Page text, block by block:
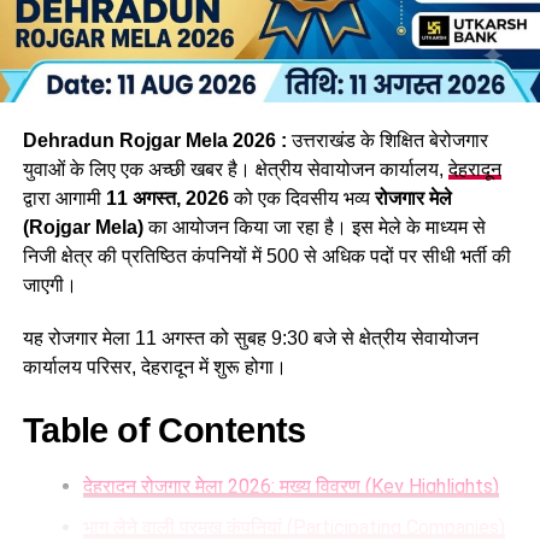
इसके समानांतर जिन रिक्त पदों के लिए आवेदन प्रक्रिया पूरी हो चुकी है,
उनकी परीक्षा भी दिसंबर तक करा ली जाएगी। इनमें व्यैक्तिक सहायक,
पशुधन प्रसार अधिकारी, विभिन्न सेवाओं के तकनीकी पद, सहायक
स्नातक स्तरीय पद सहित कुल 1470 पद शामिल हैं।
34 हजार भर्तियां, रोजगार बड़ी उपलब्धि
Dehradun Rojgar Mela 2026 :उत्तराखंड के शिक्षित बेरोजगार
युवाओं के लिए एक अच्छी खबर है। क्षेत्रीय सेवायोजन कार्यालय,देहरादून
द्वारा आगामी 11 अगस्त, 2026को एक दिवसीय भव्यरोजगार मेले
(Rojgar Mela)का आयोजन किया जा रहा है। इस मेले के माध्यम से
निजी क्षेत्र की प्रतिष्ठित कंपनियों में 500 से अधिक पदों पर सीधी भर्ती की
जाएगी।
यह रोजगार मेला 11 अगस्त को सुबह 9:30 बजे से क्षेत्रीय सेवायोजन
कार्यालय परिसर, देहरादून में शुरू होगा।
Table of Contents
देहरादून रोजगार मेला 2026: मुख्य विवरण (Key Highlights)